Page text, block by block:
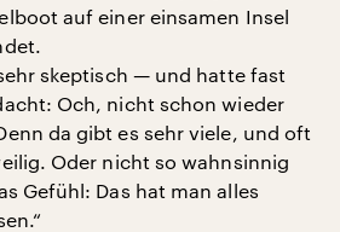
auf einer einsamen Insel
skeptisch — und hatte fast
Och, nicht schon wieder
da gibt es sehr viele, und oft
Oder nicht so wahnsinnig
Gefühl: Das hat man alles